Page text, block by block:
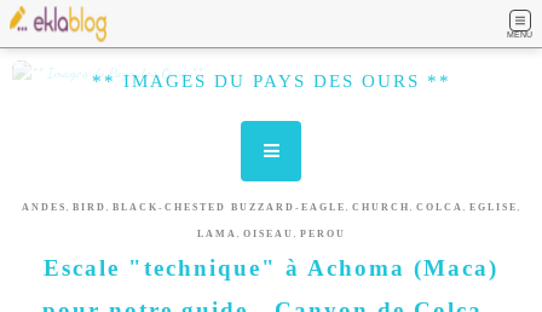
MENU
** IMAGES DU PAYS DES OURS **
ANDES , BIRD , BLACK-CHESTED BUZZARD-EAGLE , CHURCH , COLCA , EGLISE ,
LAMA , OISEAU , PEROU
Escale "technique" à Achoma (Maca)